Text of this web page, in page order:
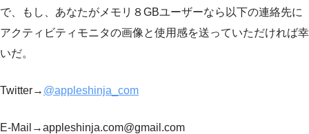
で、もし、あなたがメモリ８GBユーザーなら以下の連絡先に
アクティビティモニタの画像と使用感を送っていただければ幸
いだ。
Twitter→ @appleshinja_com
E-Mail→appleshinja.com@gmail.com